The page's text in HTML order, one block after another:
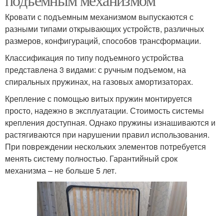
Кровати с подъемным механизмом выпускаются с
разными типами открывающих устройств, различных
размеров, конфигураций, способов трансформации.
Классификация по типу подъемного устройства
представлена 3 видами: с ручным подъемом, на
спиральных пружинах, на газовых амортизаторах.
Крепление с помощью витых пружин монтируется
просто, надежно в эксплуатации. Стоимость системы
крепления доступная. Однако пружины изнашиваются и
растягиваются при нарушении правил использования.
При повреждении нескольких элементов потребуется
менять систему полностью. Гарантийный срок
механизма – не больше 5 лет.